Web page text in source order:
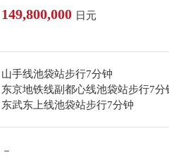
149,800,000 日元
山手线池袋站步行7分钟
东京地铁线副都心线池袋站步行7分
东武东上线池袋站步行7分钟
－